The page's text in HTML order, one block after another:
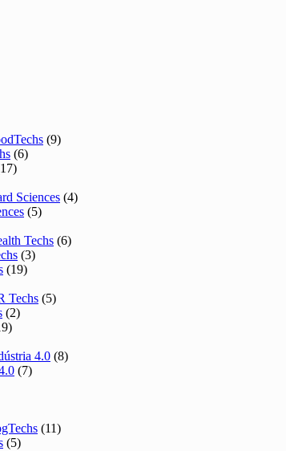
(9)
(6)
Sciences (4)
(5)
Techs (6)
(3)
(19)
Techs (5)
(2)
4.0 (8)
(7)
(11)
(5)